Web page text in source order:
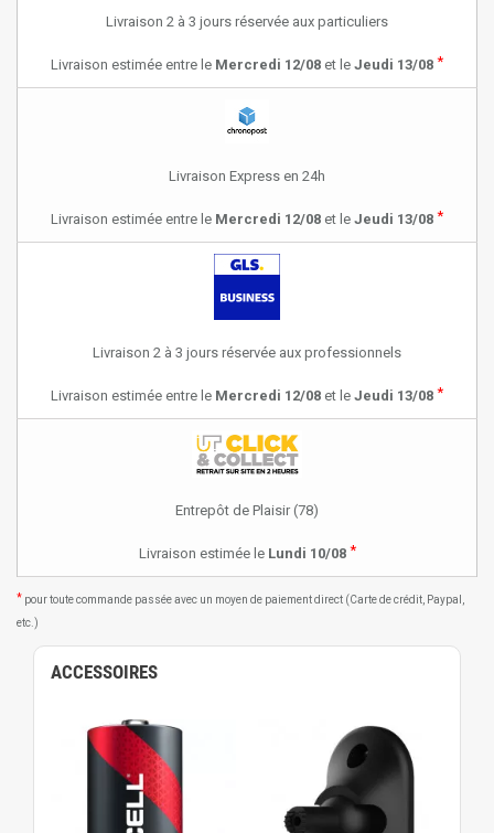
Livraison 2 à 3 jours réservée aux particuliers
Livraison estimée entre le Mercredi 12/08 et le Jeudi 13/08 *
Livraison Express en 24h
Livraison estimée entre le Mercredi 12/08 et le Jeudi 13/08 *
Livraison 2 à 3 jours réservée aux professionnels
Livraison estimée entre le Mercredi 12/08 et le Jeudi 13/08 *
Entrepôt de Plaisir (78)
Livraison estimée le Lundi 10/08 *
* pour toute commande passée avec un moyen de paiement direct (Carte de crédit, Paypal,
etc.)
ACCESSOIRES